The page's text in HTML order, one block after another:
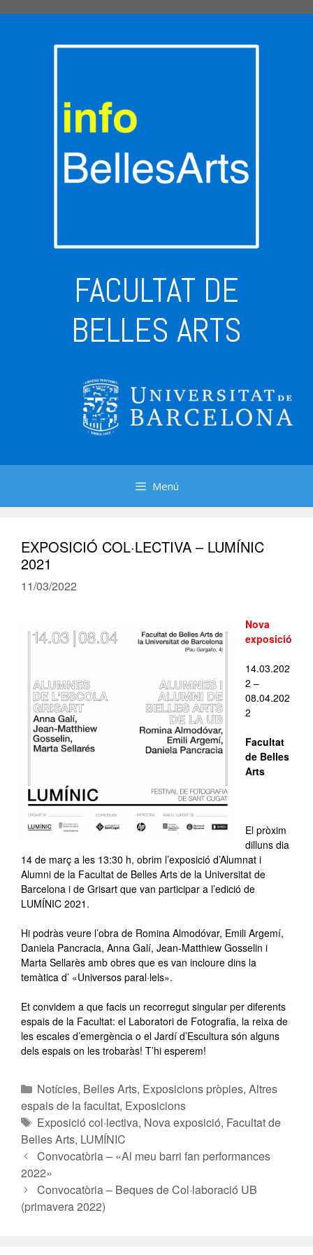
FACULTAT DE
BELLES ARTS
Menú
EXPOSICIÓ COL·LECTIVA – LUMÍNIC
2021
11/03/2022
Nova
exposició
14.03.202
2 –
08.04.202
2
Facultat
de Belles
Arts
El pròxim
dilluns dia
14 de març a les 13:30 h, obrim l’exposició d’Alumnat i
Alumni de la Facultat de Belles Arts de la Universitat de
Barcelona i de Grisart que van participar a l’edició de
LUMÍNIC 2021.
Hi podràs veure l’obra de Romina Almodóvar, Emili Argemí,
Daniela Pancracia, Anna Galí, Jean-Matthiew Gosselin i
Marta Sellarès amb obres que es van incloure dins la
temàtica d’ «Universos paral·lels».
Et convidem a que facis un recorregut singular per diferents
espais de la Facultat: el Laboratori de Fotografia, la reixa de
les escales d’emergència o el Jardí d’Escultura són alguns
dels espais on les trobaràs! T’hi esperem!
Notícies, Belles Arts, Exposicions pròpies, Altres
espais de la facultat, Exposicions
Exposició col·lectiva, Nova exposició, Facultat de
Belles Arts, LUMÍNIC
Convocatòria – «Al meu barri fan performances
2022»
Convocatòria – Beques de Col·laboració UB
(primavera 2022)